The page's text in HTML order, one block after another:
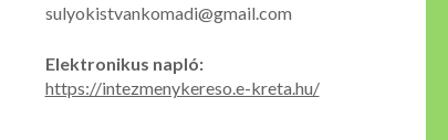
sulyokistvankomadi@gmail.com
Elektronikus napló:
https://intezmenykereso.e-kreta.hu/